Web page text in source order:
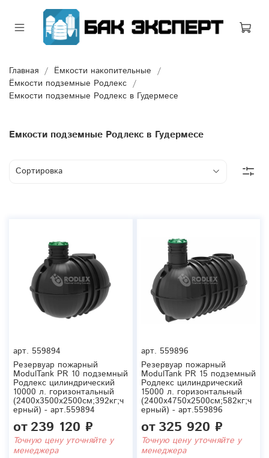
Главная
Ёмкости накопительные
Ёмкости подземные Родлекс
Емкости подземные Родлекс в Гудермесе
Емкости подземные Родлекс в Гудермесе
арт. 559894
Резервуар пожарный
ModulTank PR 10 подземный
Родлекс цилиндрический
10000 л. горизонтальный
(2400x3500x2500см;392кг;ч
ерный) - арт.559894
от239 120 ₽
Точную цену уточняйте у
менеджера
арт. 559896
Резервуар пожарный
ModulTank PR 15 подземный
Родлекс цилиндрический
15000 л. горизонтальный
(2400x4750x2500см;582кг;ч
ерный) - арт.559896
от325 920 ₽
Точную цену уточняйте у
менеджера